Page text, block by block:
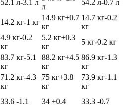
52.1 л-3.1 л
л
54.2 л-0.7 л
14.2 кг-1 кг
14.9 кг+0.7
кг
14.7 кг-0.2
кг
4.9 кг-0.2
кг
5.2 кг+0.3
кг
5 кг-0.2 кг
83.7 кг-5.1
кг
88.2 кг+4.5
кг
86.9 кг-1.3
кг
71.2 кг-4.3
кг
75 кг+3.8
кг
73.9 кг-1.1
кг
33.6 -1.1 34 +0.4 33.3 -0.7